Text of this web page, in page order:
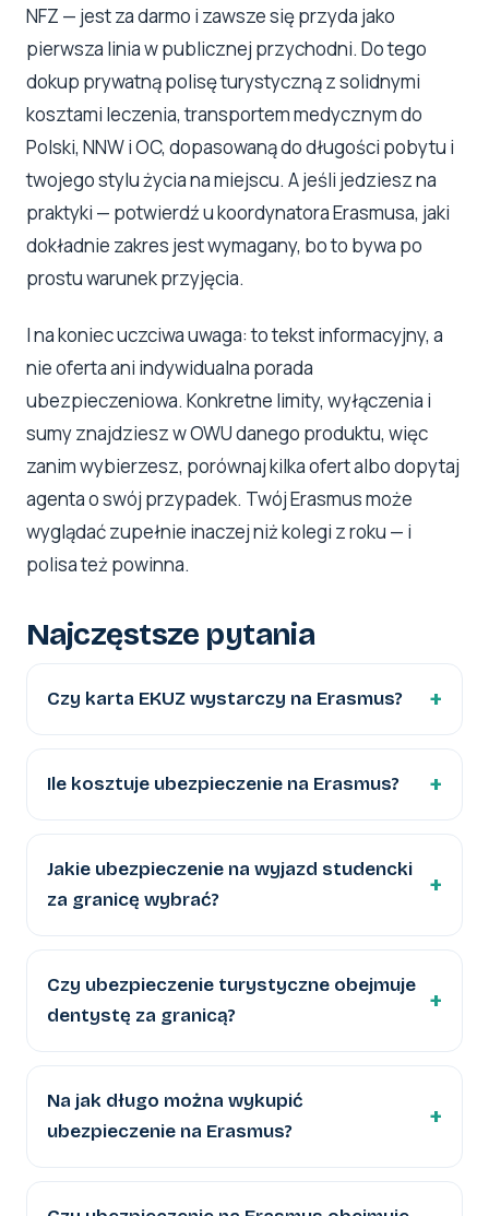
NFZ — jest za darmo i zawsze się przyda jako
pierwsza linia w publicznej przychodni. Do tego
dokup prywatną polisę turystyczną z solidnymi
kosztami leczenia, transportem medycznym do
Polski, NNW i OC, dopasowaną do długości pobytu i
twojego stylu życia na miejscu. A jeśli jedziesz na
praktyki — potwierdź u koordynatora Erasmusa, jaki
dokładnie zakres jest wymagany, bo to bywa po
prostu warunek przyjęcia.
I na koniec uczciwa uwaga: to tekst informacyjny, a
nie oferta ani indywidualna porada
ubezpieczeniowa. Konkretne limity, wyłączenia i
sumy znajdziesz w OWU danego produktu, więc
zanim wybierzesz, porównaj kilka ofert albo dopytaj
agenta o swój przypadek. Twój Erasmus może
wyglądać zupełnie inaczej niż kolegi z roku — i
polisa też powinna.
Najczęstsze pytania
Czy karta EKUZ wystarczy na Erasmus?
Ile kosztuje ubezpieczenie na Erasmus?
Jakie ubezpieczenie na wyjazd studencki
za granicę wybrać?
Czy ubezpieczenie turystyczne obejmuje
dentystę za granicą?
Na jak długo można wykupić
ubezpieczenie na Erasmus?